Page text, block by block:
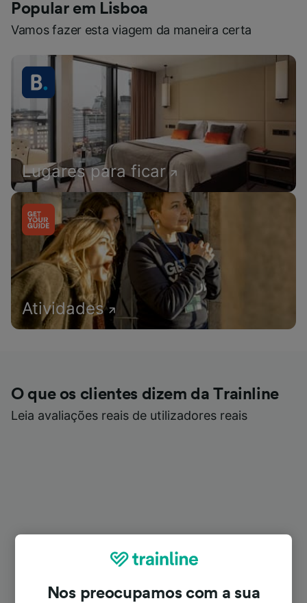
Popular em Lisboa
Vamos fazer esta viagem da maneira certa
Lugares para ficar
Atividades
O que os clientes dizem da Trainline
Leia avaliações reais de utilizadores reais
Nos preocupamos com a sua